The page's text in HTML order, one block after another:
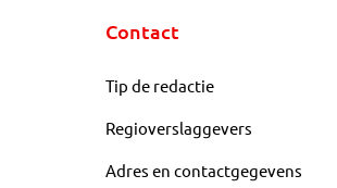
Contact
Tip de redactie
Regioverslaggevers
Adres en contactgegevens